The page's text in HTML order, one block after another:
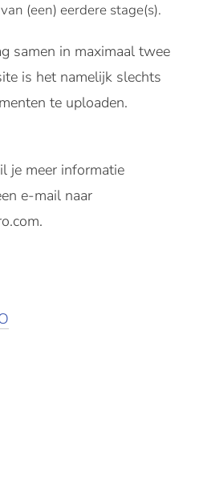
(een) eerdere stage(s).
samen in maximaal twee
is het namelijk slechts
te uploaden.
je meer informatie
e-mail naar